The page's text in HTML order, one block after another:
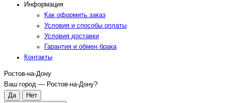
Информация
Как оформить заказ
Условия и способы оплаты
Условия доставки
Гарантия и обмен брака
Контакты
Ростов-на-Дону
Ваш город — Ростов-на-Дону?